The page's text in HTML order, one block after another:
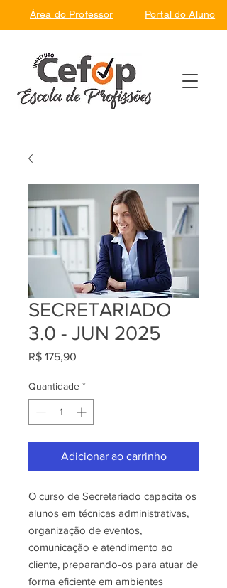
Área do Professor Portal do Aluno
SECRETARIADO
3.0 - JUN 2025
R$ 175,90
Quantidade *
Adicionar ao carrinho
O curso de Secretariado capacita os
alunos em técnicas administrativas,
organização de eventos,
comunicação e atendimento ao
cliente, preparando-os para atuar de
forma eficiente em ambientes